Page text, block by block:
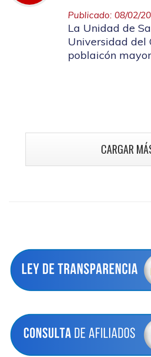
Publicado: 08/02/
La Unidad de
Universidad del
poblaicón
CARGAR